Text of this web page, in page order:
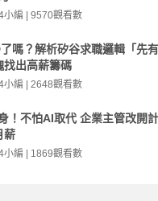
小編 | 9570觀看數
嗎？解析矽谷求職邏輯「先
找出高薪籌碼
小編 | 2648觀看數
！不怕AI取代 企業主管改開
薪
小編 | 1869觀看數